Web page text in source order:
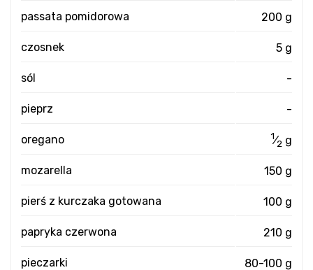
passata pomidorowa 200 g
czosnek 5 g
sól -
pieprz -
oregano 1⁄2 g
mozarella 150 g
pierś z kurczaka gotowana 100 g
papryka czerwona 210 g
pieczarki 80-100 g